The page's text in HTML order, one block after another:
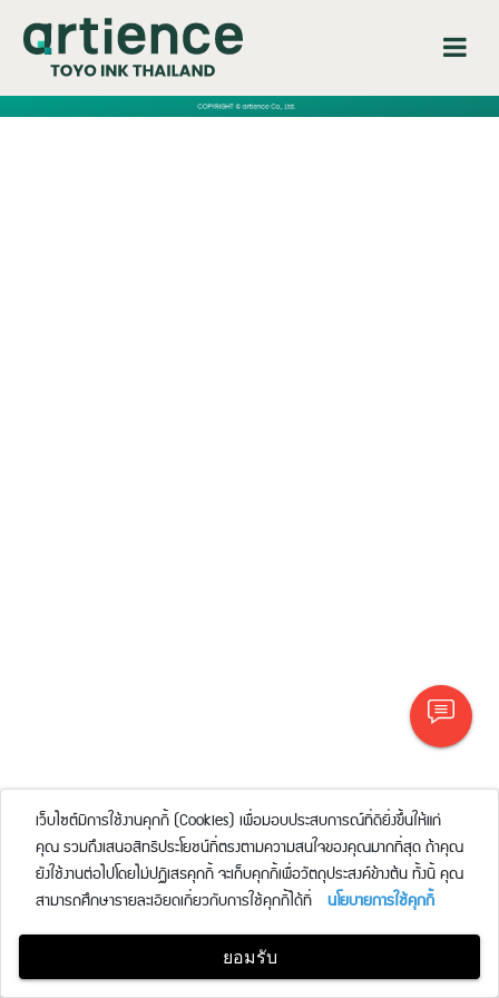
เว็บไซต์มีการใช้งานคุกกี้ (Cookies) เพื่อมอบประสบการณ์ที่ดียิ่งขึ้นให้แก่
คุณ รวมถึงเสนอสิทธิประโยชน์ที่ตรงตามความสนใจของคุณมากที่สุด ถ้าคุณ
ยังใช้งานต่อไปโดยไม่ปฏิเสธคุกกี้ จะเก็บคุกกี้เพื่อวัตถุประสงค์ข้างต้น ทั้งนี้ คุณ
สามารถศึกษารายละเอียดเกี่ยวกับการใช้คุกกี้ได้ที่ นโยบายการใช้คุกกี้
ยอมรับ